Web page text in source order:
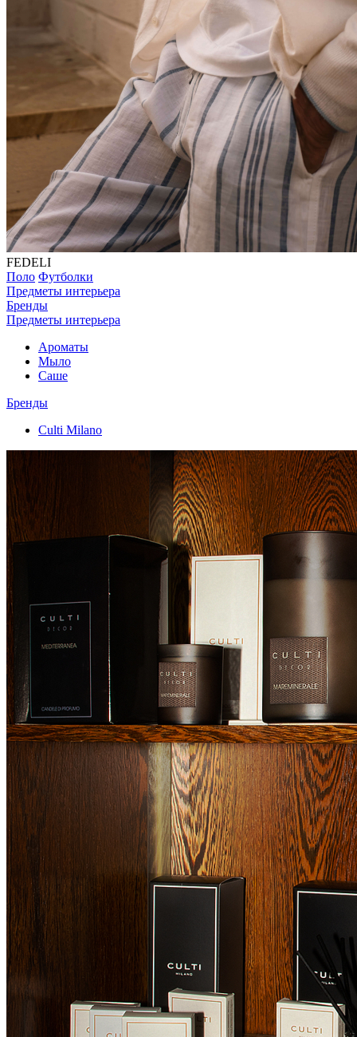
FEDELI
Поло Футболки
Предметы интерьера
Бренды
Предметы интерьера
Ароматы
Мыло
Саше
Бренды
Culti Milano